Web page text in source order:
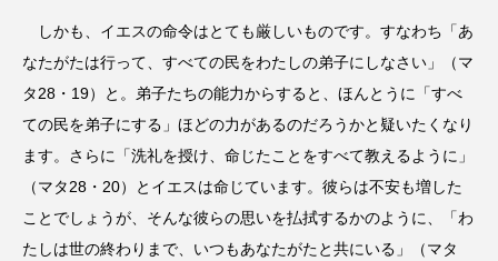
しかも、イエスの命令はとても厳しいものです。すなわち「あ
なたがたは行って、すべての民をわたしの弟子にしなさい」（マ
タ28・19）と。弟子たちの能力からすると、ほんとうに「すべ
ての民を弟子にする」ほどの力があるのだろうかと疑いたくなり
ます。さらに「洗礼を授け、命じたことをすべて教えるように」
（マタ28・20）とイエスは命じています。彼らは不安も増した
ことでしょうが、そんな彼らの思いを払拭するかのように、「わ
たしは世の終わりまで、いつもあなたがたと共にいる」（マタ